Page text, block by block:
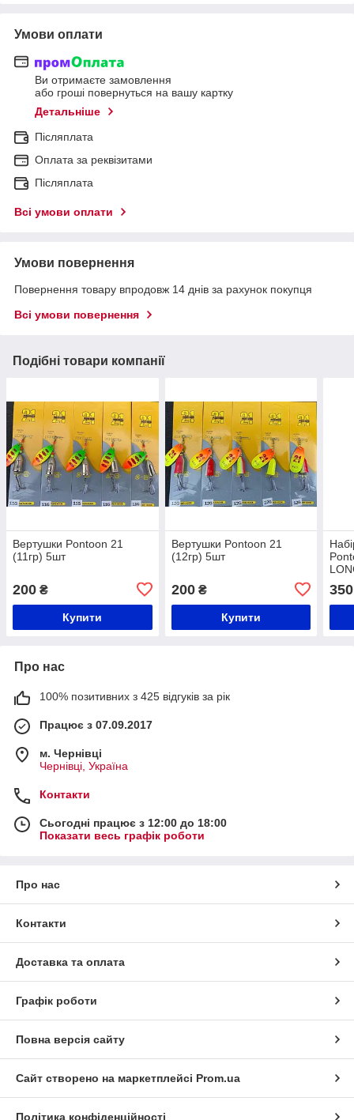
Умови оплати
Ви отримаєте замовлення
або гроші повернуться на вашу картку
Детальніше
Післяплата
Оплата за реквізитами
Післяплата
Всі умови оплати
Умови повернення
Повернення товару впродовж 14 днів за рахунок покупця
Всі умови повернення
Подібні товари компанії
Вертушки Pontoon 21
(11гр) 5шт
200 ₴
Купити
Вертушки Pontoon 21
(12гр) 5шт
200₴
Купити
350
Про нас
100% позитивних з 425 відгуків за рік
Працює з 07.09.2017
м. Чернівці
Чернівці, Україна
Контакти
Сьогодні працює з 12:00 до 18:00
Показати весь графік роботи
Про нас
Контакти
Доставка та оплата
Графік роботи
Повна версія сайту
Сайт створено на маркетплейсі Prom.ua
Політика конфіденційності